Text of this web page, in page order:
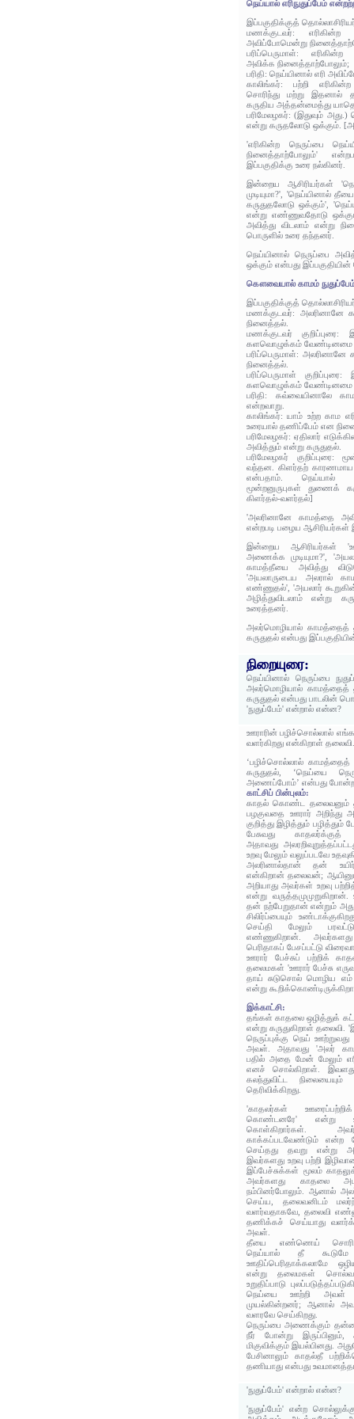
நெய்யால் எரிநுதுப்பேம்
இப்பகுதிக்குத்
மணக்குடவர்: எரிகின்ற
அவிப்போமென்று
பரிப்பெருமாள்:
அவிக்க நினைத்தாற்போலும்;
பரிதி: நெய்யினால் எரி
காலிங்கர்: பற்றி
சொரிந்து மற்று இதனால்
கருதிய அத்தன்மைத்து
பரிமேலழகர்: (இதுவும்
என்று கருதலோடு ஒக்கும்.
'எரிகின்ற நெருப்பை
நினைத்தாற்போலும்'
இப்பகுதிக்கு உரை நல்கினர்.
இன்றைய ஆசிரியர்கள்
முடியுமா?', 'நெய்யினால்
கருதுதலோடு ஒக்கும்',
என்று எண்ணுவதோடு
அவித்து விடலாம் என்று
பொருளில் உரை தந்தனர்.
நெய்யினால் நெருப்பை
ஒக்கும் என்பது
கௌவையால் காமம்
இப்பகுதிக்குத்
மணக்குடவர்: அலரினானே
நினைத்தல்.
மணக்குடவர்
களவொழுக்கம் வேண்டினமை
பரிப்பெருமாள்:
நினைத்தல்.
பரிப்பெருமாள்
களவொழுக்கம் வேண்டினமை
பரிதி: கவ்வையினாலே
என்றவாறு.
காலிங்கர்: யாம் உற்ற காம
உரையால் தணிப்பேம் என
பரிமேலழகர்: ஏதிலார்
அவித்தும் என்று கருதுதல்.
பரிமேலழகர் குறிப்புரை:
வந்தன. கிளர்தற் காரணமாய
என்பதாம். நெய்யால்
மூன்றனுருபுகள் துணைக்
கிளர்தல்-வளர்தல்]
'அலரினானே காமத்தை
என்றபடி பழைய ஆசிரியர்கள்
இன்றைய ஆசிரியர்கள்
அணைக்க முடியுமா?',
காமத்தீயை அவித்து
'அயலாருடைய அலரால்
எண்ணுதல்', 'அயலார்
அழித்துவிடலாம் என்று
உரைத்தனர்.
அலர்மொழியால் காமத்தைத்
கருதுதல் என்பது
நிறையுரை:
நெய்யினால் நெருப்பை
அலர்மொழியால் காமத்தைத்
கருதுதல் என்பது பாடலின்
'நுதுப்பேம்' என்றால் என்ன?
ஊராரின் பழிச்சொல்லால்
வளர்கிறது என்கிறாள்
‘பழிச்சொல்லால் காமத்தைத்
கருதுதல், ‘நெய்யை
அணைப்போம்’ என்பது
காட்சிப் பின்புலம்:
காதல் கொண்ட தலைவனும்
பழகுவதை ஊரார் அறிந்து
குறித்து இழித்தும்
பேசுவது காதலர்க்குத்
அதாவது
உறவு மேலும் வலுப்படவே
அலரினால்தான் தன் உயிர்
என்கிறான் தலைவன்;
அறியாது அவர்கள் உறவு
என்று
தன் நற்பேறுதான் என்றும்
சிலிர்ப்பையும்
செய்தி மேலும்
எண்ணுகிறான்.
பெரிதாகப் பேசப்பட்டு
ஊரார் பேச்சுப் பற்றிக்
தலைமகள் 'ஊரார் பேச்சு
தாய் சுடுசொல் மொழிய எம்
என்று
இக்காட்சி:
தங்கள் காதலை ஒழித்துக்
என்று கருதுகிறாள் தலைவி.
நெருப்புக்கு நெய்
அவள். அதாவது 'அலர்
பதில் அதை மேன் மேலும்
எனச் சொல்கிறாள்.
கலந்துவிட்ட
தெரிவிக்கிறது.
'காதலர்கள்
கொண்டனரே' என்று
கொள்கிறார்கள்.
காக்கப்படவேண்டும் என்ற
செய்தது தவறு என்று
இவர்களது உறவு பற்றி
இப்பேச்சுக்கள் மூலம்
அவர்களது காதலை
நம்பினர்போலும். ஆனால்
செய்ய, தலைவனிடம்
வளர்வதாகவே, தலைவி
தணிக்கச் செய்யாது
அவள்.
தீயை எண்ணெய்
நெய்யால் தீ கூடுமே
ஊதிப்பெரிதாக்கலாமே
என்று தலைமகள்
உறுதிப்பாடு
நெய்யை ஊற்றி அவள்
முயல்கின்றனர்; ஆனால்
வளரவே செய்கிறது.
நெருப்பை அணைக்கும்
நீர் போன்று இருப்பினும்,
மிகுவிக்கும் இயல்பினது.
பேசினாலும் காதல்தீ
தணியாது என்பது
'நுதுப்பேம்' என்றால் என்ன?
'நுதுப்பேம்' என்ற